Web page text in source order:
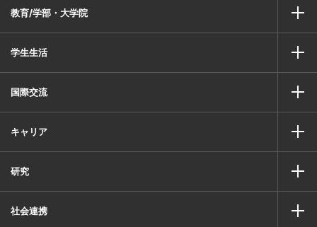
教育/学部・大学院
学生生活
国際交流
キャリア
研究
社会連携